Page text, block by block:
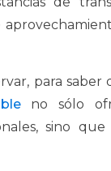
para
no sólo
sino